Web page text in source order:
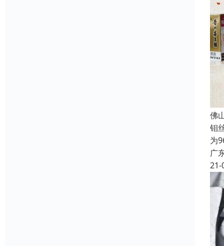
佛
钼
为
广
21-